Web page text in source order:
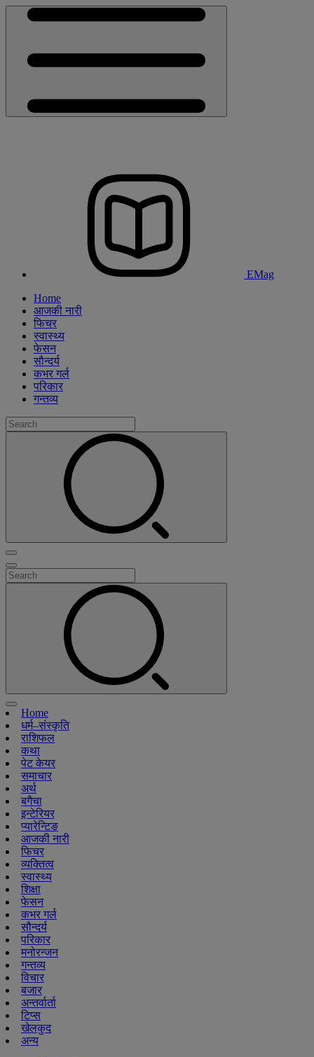
EMag
Home
आजकी नारी
फिचर
स्वास्थ्य
फेसन
सौन्दर्य
कभर गर्ल
परिकार
गन्तव्य
Home
धर्म–संस्कृति
राशिफल
कथा
पेट केयर
समाचार
अर्थ
बगैचा
इन्टेरियर
प्यारेन्टिङ
आजकी नारी
फिचर
व्यक्तित्व
स्वास्थ्य
शिक्षा
फेसन
कभर गर्ल
सौन्दर्य
परिकार
मनोरन्जन
गन्तव्य
विचार
बजार
अन्तर्वार्ता
टिप्स
खेलकुद
अन्य